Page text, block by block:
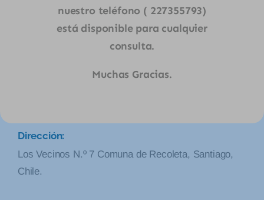
emprendedores al momento de trasladar sus cargas y
productos de un lugar a otro.
Dirección:
Los Vecinos N.º 7 Comuna de Recoleta, Santiago,
Chile.
nuestro teléfono ( 227355793)
está disponible para cualquier
consulta.
Muchas Gracias.